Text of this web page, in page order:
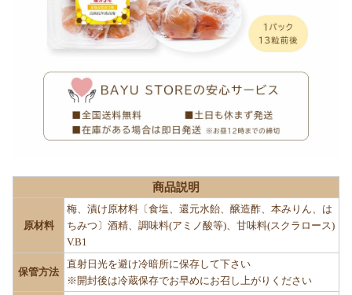
商品説明
原材料
梅、漬け原材料〔食塩、還元水飴、醸造酢、本みりん、は
ちみつ〕酒精、調味料(アミノ酸等)、甘味料(スクラロース)
V.B1
保管方法
直射日光を避け冷暗所に保存して下さい
※開封後は冷蔵保存でお早めにお召し上がりください